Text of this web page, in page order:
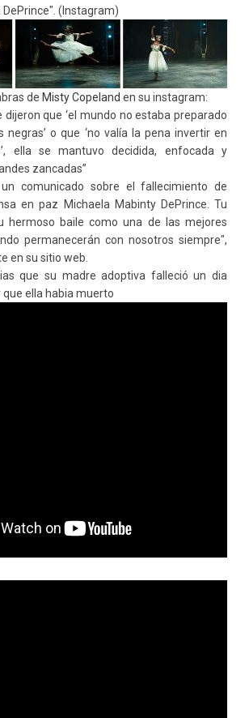
(Instagram)
de Misty Copeland en su instagram:
dijeron que ‘el mundo no estaba preparado
negras’ o que ‘no valía la pena invertir en
ella se mantuvo decidida, enfocada y
zancadas”
un comunicado sobre el fallecimiento de
en paz Michaela Mabinty DePrince. Tu
hermoso baile como una de las mejores
permanecerán con nosotros siempre",
en su sitio web.
que su madre adoptiva falleció un dia
ella habia muerto